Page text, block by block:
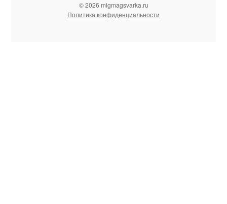
© 2026 migmagsvarka.ru
Политика конфиденциальности